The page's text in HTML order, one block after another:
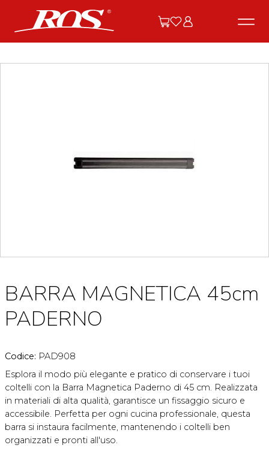
BARRA MAGNETICA 45cm
PADERNO
Codice: PAD908
Esplora il modo più elegante e pratico di conservare i tuoi
coltelli con la Barra Magnetica Paderno di 45 cm. Realizzata
in materiali di alta qualità, garantisce un fissaggio sicuro e
accessibile. Perfetta per ogni cucina professionale, questa
barra si instaura facilmente, mantenendo i coltelli ben
organizzati e pronti all'uso.